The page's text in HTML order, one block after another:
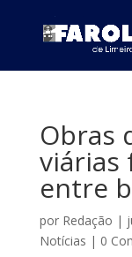
Obras
viárias
entre
por Redação |
Notícias | 0